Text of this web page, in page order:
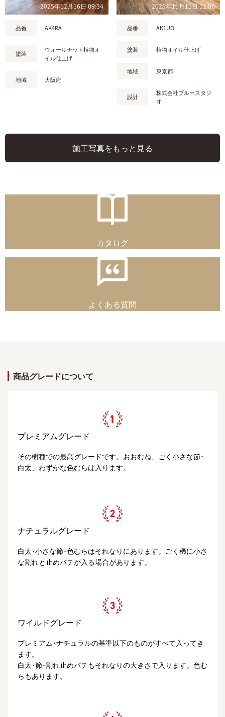
2025年12月16日 09:34
品番 AK4RA
塗装
ウォールナット植物オ
イル仕上げ
地域 大阪府
2025年11月11日 12:00
品番 AK1UO
塗装 植物オイル仕上げ
地域 東京都
設計
株式会社ブルースタジ
オ
施工写真をもっと見る
カタログ
よくある質問
商品グレードについて
プレミアムグレード
その樹種での最高グレードです。おおむね、ごく小さな節･
白太、わずかな色むらは入ります。
ナチュラルグレード
白太･小さな節･色むらはそれなりにあります。ごく稀に小さ
な割れと止めパテが入る場合があります。
ワイルドグレード
プレミアム･ナチュラルの基準以下のものがすべて入ってき
ます。
白太･節･割れ止めパテもそれなりの大きさで入ります。色む
らもあります。